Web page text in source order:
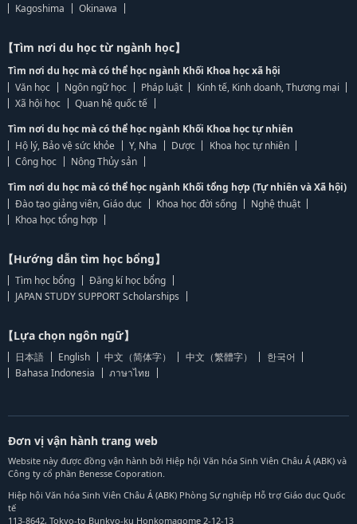
Kagoshima
Okinawa
【Tìm nơi du học từ ngành học】
Tìm nơi du học mà có thể học ngành Khối Khoa học xã hội
Văn học
Ngôn ngữ học Pháp luật
Kinh tế, Kinh doanh, Thương mại
Xã hội học
Quan hệ quốc tế
Tìm nơi du học mà có thể học ngành Khối Khoa học tự nhiên
Hộ lý, Bảo vệ sức khỏe
Y, Nha Dược
Khoa học tự nhiên
Công học
Nông Thủy sản
Tìm nơi du học mà có thể học ngành Khối tổng hợp (Tự nhiên và Xã hội)
Đào tạo giảng viên, Giáo dục
Khoa học đời sống
Nghệ thuật
Khoa học tổng hợp
【Hướng dẫn tìm học bổng】
Tìm học bổng
Đăng kí học bổng
JAPAN STUDY SUPPORT Scholarships
【Lựa chọn ngôn ngữ】
日本語 English 中文（简体字） 中文（繁體字）
한국어
Bahasa Indonesia
ภาษาไทย
Đơn vị vận hành trang web
Website này được đồng vận hành bởi Hiệp hội Văn hóa Sinh Viên Châu Á (ABK) và
Công ty cổ phần Benesse Coporation.
Hiệp hội Văn hóa Sinh Viên Châu Á (ABK) Phòng Sự nghiệp Hỗ trợ Giáo dục Quốc
tế
113-8642, Tokyo-to Bunkyo-ku Honkomagome 2-12-13